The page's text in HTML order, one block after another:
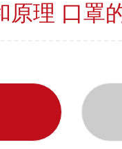
原理 口罩